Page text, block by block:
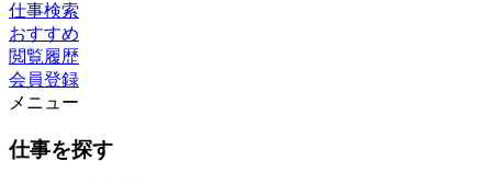
仕事検索
おすすめ
閲覧履歴
会員登録
メニュー
仕事を探す